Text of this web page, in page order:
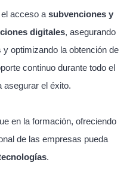
acceso a subvenciones y
digitales, asegurando
optimizando la obtención de
continuo durante todo el
asegurar el éxito.
en la formación, ofreciendo
de las empresas pueda
.